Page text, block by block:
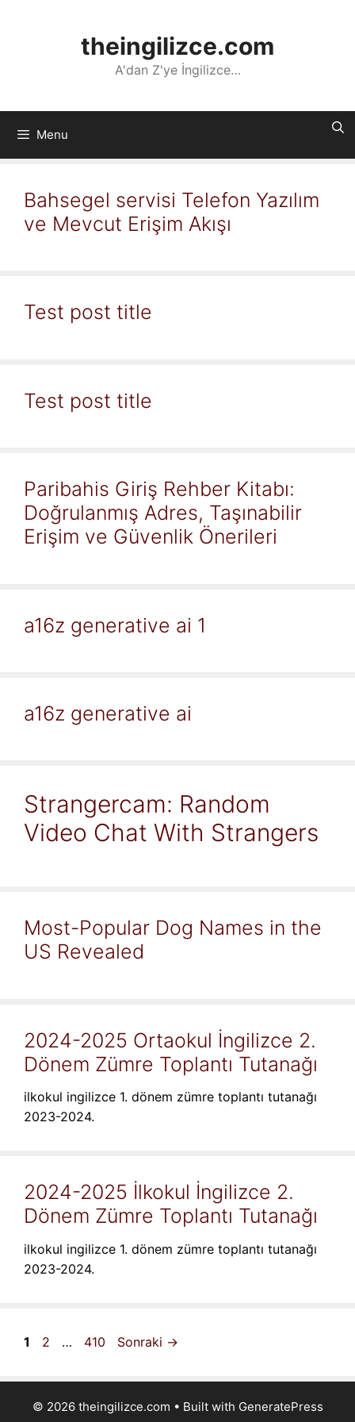
theingilizce.com
A'dan Z'ye İngilizce…
Menu
Bahsegel servisi Telefon Yazılım
ve Mevcut Erişim Akışı
Test post title
Test post title
Paribahis Giriş Rehber Kitabı:
Doğrulanmış Adres, Taşınabilir
Erişim ve Güvenlik Önerileri
a16z generative ai 1
a16z generative ai
Strangercam: Random
Video Chat With Strangers
Most-Popular Dog Names in the
US Revealed
2024-2025 Ortaokul İngilizce 2.
Dönem Zümre Toplantı Tutanağı
ilkokul ingilizce 1. dönem zümre toplantı tutanağı
2023-2024.
2024-2025 İlkokul İngilizce 2.
Dönem Zümre Toplantı Tutanağı
ilkokul ingilizce 1. dönem zümre toplantı tutanağı
2023-2024.
Sayfa
1 Sayfa
2 … Sayfa
410 Sonraki →
© 2026 theingilizce.com • Built with GeneratePress